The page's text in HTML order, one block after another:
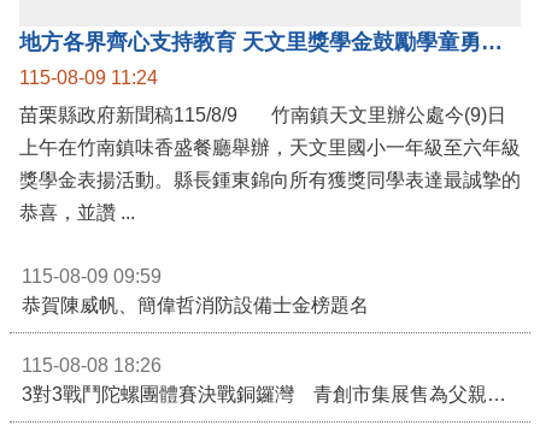
地方各界齊心支持教育 天文里獎學金鼓勵學童勇敢追夢
115-08-09 11:24
苗栗縣政府新聞稿115/8/9 竹南鎮天文里辦公處今(9)日
上午在竹南鎮味香盛餐廳舉辦，天文里國小一年級至六年級
獎學金表揚活動。縣長鍾東錦向所有獲獎同學表達最誠摯的
恭喜，並讚 ...
115-08-09 09:59
恭賀陳威帆、簡偉哲消防設備士金榜題名
115-08-08 18:26
3對3戰鬥陀螺團體賽決戰銅鑼灣 青創市集展售為父親節增添繽紛